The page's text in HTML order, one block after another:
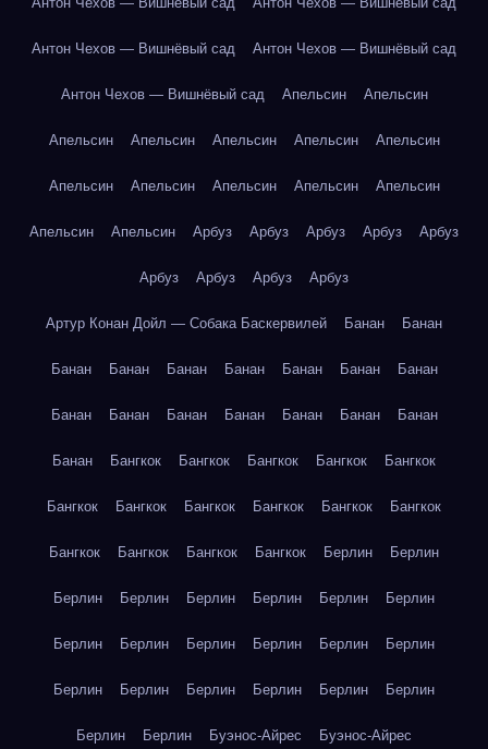
Антон Чехов — Вишнёвый сад Антон Чехов — Вишнёвый сад
Антон Чехов — Вишнёвый сад Апельсин Апельсин
Апельсин Апельсин Апельсин Апельсин Апельсин
Апельсин Апельсин Апельсин Апельсин Апельсин
Апельсин Апельсин Арбуз Арбуз Арбуз Арбуз Арбуз
Арбуз Арбуз Арбуз Арбуз
Артур Конан Дойл — Собака Баскервилей Банан Банан
Банан Банан Банан Банан Банан Банан Банан
Банан Банан Банан Банан Банан Банан Банан
Банан Бангкок Бангкок Бангкок Бангкок Бангкок
Бангкок Бангкок Бангкок Бангкок Бангкок Бангкок
Бангкок Бангкок Бангкок Бангкок Берлин Берлин
Берлин Берлин Берлин Берлин Берлин Берлин
Берлин Берлин Берлин Берлин Берлин Берлин
Берлин Берлин Берлин Берлин Берлин Берлин
Берлин Берлин Буэнос-Айрес Буэнос-Айрес